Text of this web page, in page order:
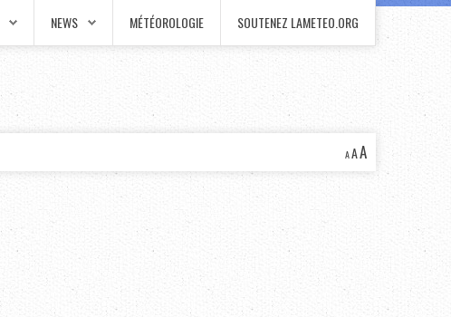
NEWS MÉTÉOROLOGIE SOUTENEZ LAMETEO.ORG
AAA